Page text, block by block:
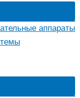
аппараты